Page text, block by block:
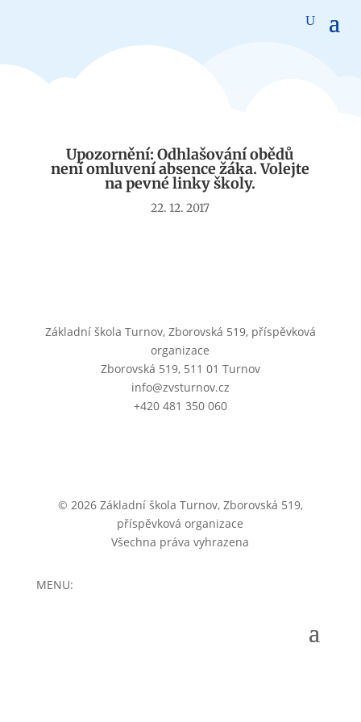
Upozornění: Odhlašování obědů
není omluvení absence žáka. Volejte
na pevné linky školy.
22. 12. 2017
Základní škola Turnov, Zborovská 519, příspěvková
organizace
Zborovská 519, 511 01 Turnov
info@zvsturnov.cz
+420 481 350 060
© 2026 Základní škola Turnov, Zborovská 519,
příspěvková organizace
Všechna práva vyhrazena
MENU: